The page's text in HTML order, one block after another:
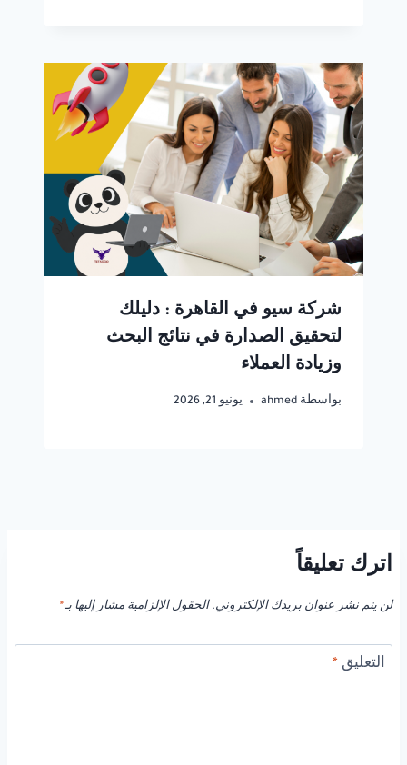
شركة سيو في القاهرة : دليلك
لتحقيق الصدارة في نتائج البحث
وزيادة العملاء
بواسطة ahmed يونيو 21, 2026
اترك تعليقاً
لن يتم نشر عنوان بريدك الإلكتروني. الحقول الإلزامية مشار إليها بـ*
التعليق*